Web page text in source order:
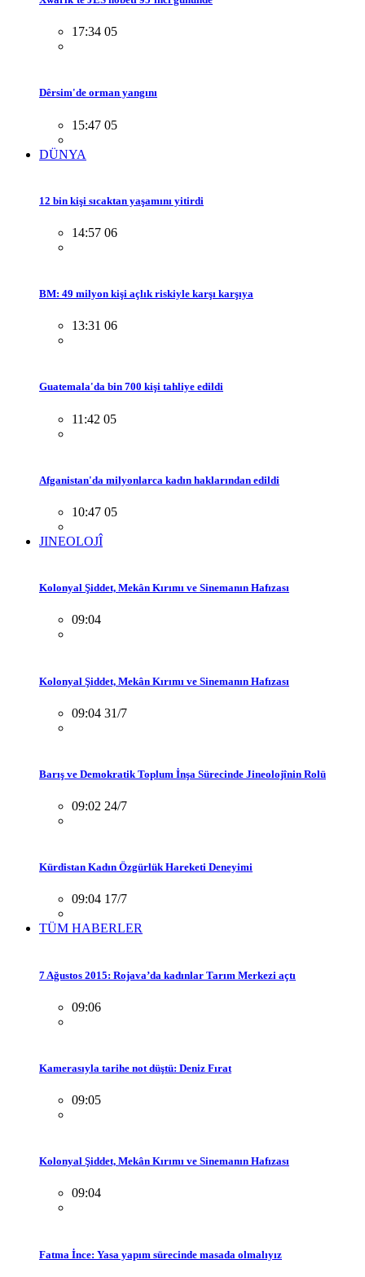
17:34 05
Dêrsim'de orman yangını
15:47 05
DÜNYA
12 bin kişi sıcaktan yaşamını yitirdi
14:57 06
BM: 49 milyon kişi açlık riskiyle karşı karşıya
13:31 06
Guatemala'da bin 700 kişi tahliye edildi
11:42 05
Afganistan'da milyonlarca kadın haklarından edildi
10:47 05
JINEOLOJÎ
Kolonyal Şiddet, Mekân Kırımı ve Sinemanın Hafızası
09:04
Kolonyal Şiddet, Mekân Kırımı ve Sinemanın Hafızası
09:04 31/7
Barış ve Demokratik Toplum İnşa Sürecinde Jineolojînin Rolü
09:02 24/7
Kürdistan Kadın Özgürlük Hareketi Deneyimi
09:04 17/7
TÜM HABERLER
7 Ağustos 2015: Rojava’da kadınlar Tarım Merkezi açtı
09:06
Kamerasıyla tarihe not düştü: Deniz Fırat
09:05
Kolonyal Şiddet, Mekân Kırımı ve Sinemanın Hafızası
09:04
Fatma İnce: Yasa yapım sürecinde masada olmalıyız